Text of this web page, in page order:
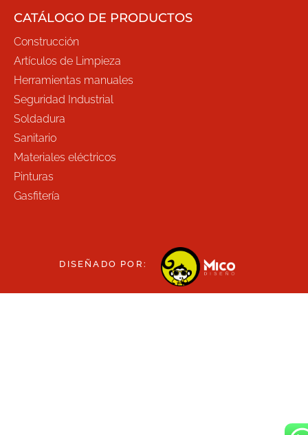
CATÁLOGO DE PRODUCTOS
Construcción
Artículos de Limpieza
Herramientas manuales
Seguridad Industrial
Soldadura
Sanitario
Materiales eléctricos
Pinturas
Gasfitería
DISEÑADO POR: